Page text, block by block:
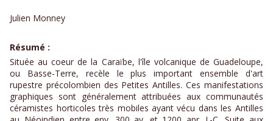
Julien Monney
Résumé :
Située au coeur de la Caraïbe, l'île volcanique de Guadeloupe,
ou Basse-Terre, recèle le plus important ensemble d'art
rupestre précolombien des Petites Antilles. Ces manifestations
graphiques sont généralement attribuées aux communautés
céramistes horticoles très mobiles ayant vécu dans les Antilles